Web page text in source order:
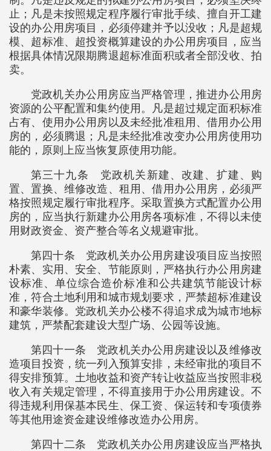
止；凡是未按照规定程序履行审批手续、擅自开工建
设的办公用房项目，必须停建并予以没收；凡是超规
模、超标准、超投资概算建设的办公用房项目，应当
根据具体情况限期腾退超标准面积或者全部没收、拍
卖。
党政机关办公用房应当严格管理，推进办公用房
资源的公平配置和集约使用。凡是超过规定面积标准
占有、使用办公用房以及未经批准租用、借用办公用
房的，必须腾退；凡是未经批准改变办公用房使用功
能的，原则上应当恢复原使用功能。
第三十九条 党政机关新建、改建、扩建、购
置、置换、维修改造、租用、借用办公用房，必须严
格按照规定履行审批程序。采取置换方式配置办公用
房的，应当执行新建办公用房各项标准，不得以未使
用财政资金、资产整合等名义规避审批。
第四十条 党政机关办公用房建设项目应当按照
朴素、实用、安全、节能原则，严格执行办公用房建
设标准、单位综合造价标准和公共建筑节能设计标
准，符合土地利用和城市规划要求，严禁超标准建设
和豪华装修。党政机关办公楼不得追求成为城市地标
建筑，严禁配套建设大型广场、公园等设施。
第四十一条 党政机关办公用房建设以及维修改
造项目投资，统一列入预算安排，未经审批的项目不
得安排预算。土地收益和资产转让收益应当按照非税
收入有关规定管理，不得直接用于办公用房建设。不
得违规利用保基本民生、保工资、保运转和专项债券
等其他用途资金建设维修改造办公用房。
第四十二条 党政机关办公用房建设应当严格执